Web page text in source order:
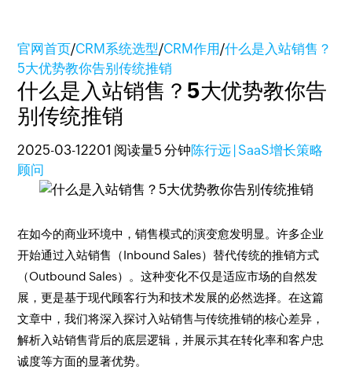
官网首页/CRM系统选型/CRM作用/什么是入站销售？
5大优势教你告别传统推销
什么是入站销售？5大优势教你告
别传统推销
2025-03-12201 阅读量5 分钟陈行远 | SaaS增长策略
顾问
在如今的商业环境中，销售模式的演变愈发明显。许多企业
开始通过入站销售（Inbound Sales）替代传统的推销方式
（Outbound Sales）。这种变化不仅是适应市场的自然发
展，更是基于现代顾客行为和技术发展的必然选择。在这篇
文章中，我们将深入探讨入站销售与传统推销的核心差异，
解析入站销售背后的底层逻辑，并展示其在转化率和客户忠
诚度等方面的显著优势。